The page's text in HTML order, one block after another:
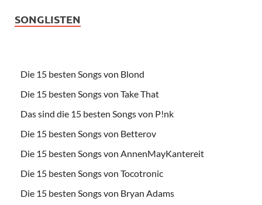
SONGLISTEN
Die 15 besten Songs von Blond
Die 15 besten Songs von Take That
Das sind die 15 besten Songs von P!nk
Die 15 besten Songs von Betterov
Die 15 besten Songs von AnnenMayKantereit
Die 15 besten Songs von Tocotronic
Die 15 besten Songs von Bryan Adams